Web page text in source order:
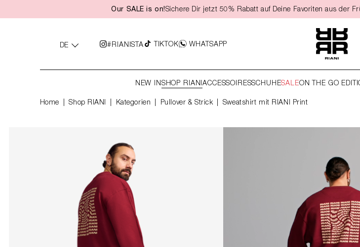
Zur Hauptnavigation springen
Our SALE is on!Sichere Dir jetzt 50% Rabatt auf Deine Favoriten aus der
DE #RIANISTA TIKTOK WHATSAPP
NEW INSHOP RIANIACCESSOIRESSCHUHESALEON THE GO
Home Shop RIANI Kategorien Pullover & Strick Sweatshirt mit RIANI Print